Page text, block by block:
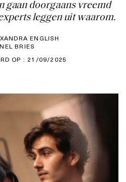
gaan doorgaans vreemd
leggen uit waarom.
ENGLISH
BRIES
OP : 21/09/2025